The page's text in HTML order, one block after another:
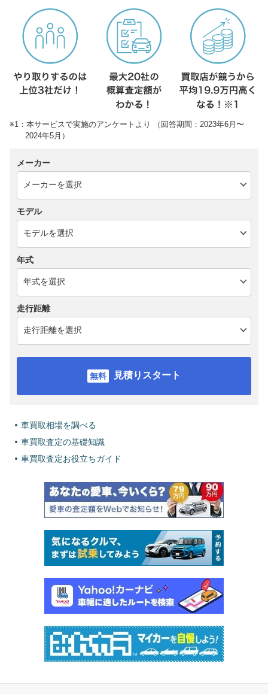
※1：本サービスで実施のアンケートより （回答期間：2023年6月〜
2024年5月）
メーカー
モデル
年式
走行距離
見積りスタート
車買取相場を調べる
車買取査定の基礎知識
車買取査定お役立ちガイド